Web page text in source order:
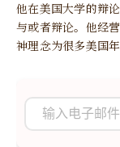
他在美国大学的辩
与或者辩论。他经
神理念为很多美国